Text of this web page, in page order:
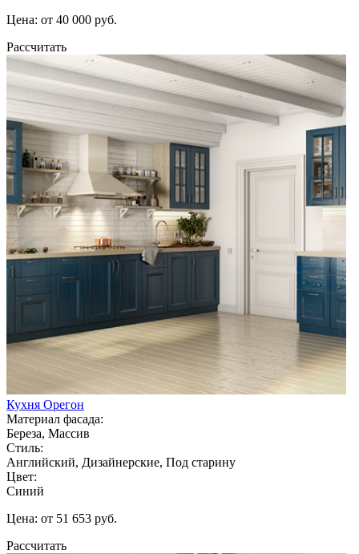
Цена: от 40 000 руб.
Рассчитать
Кухня Орегон
Материал фасада:
Береза, Массив
Стиль:
Английский, Дизайнерские, Под старину
Цвет:
Синий
Цена: от 51 653 руб.
Рассчитать